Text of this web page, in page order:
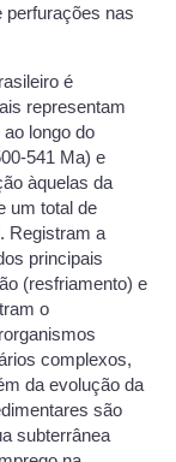
nas
é
representam
longo do
541 Ma) e
àquelas da
um total de
Registram a
principais
(resfriamento) e
o
complexos,
da evolução da
são
subterrânea